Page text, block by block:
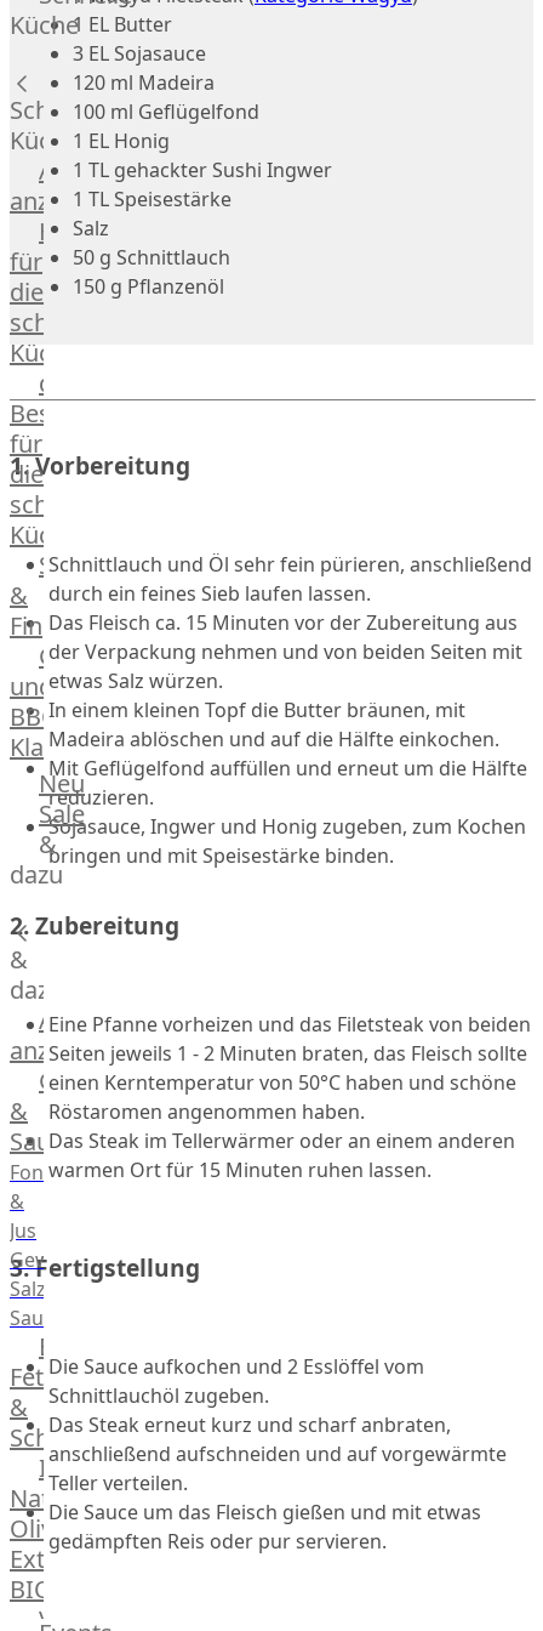
Russell
Lamm
Bison
Kaninchen
Wild
Rotwild
Elch
Dry-
Aged
Burger
Würstchen
Traditionell
&
klassisch
Außergewöhnlich
&
exotisch
OTTO
GOURMET
Manufaktur
Bratwurstsets
Toppings
Hackfleisch
Aufschnitt
&
Schinken
Küche
Schnelle
Küche
Alle
anzeigen
Hausmannskost
für
die
schnelle
Küche
das
Besondere
für
die
schnelle
Küche
Streetfood
&
Fingerfood
Grill-
und
BBQ-
Klassiker
Beilagen
Brot
&
Brötchen
Burger
Buns
&
Hot
Dog
Brötchen
Desserts
Neu
Sale
&
dazu
&
dazu
Alle
anzeigen
Gewürze
&
Saucen
Fonds
&
Jus
Gewürze
Salz
Saucen
Butter,
Fett
&
Schmalz
ItalianBar
Natives
Olivenöl
Extra
BIO
Veggie
1 EL Butter
3 EL Sojasauce
120 ml Madeira
100 ml Geflügelfond
1 EL Honig
1 TL gehackter Sushi Ingwer
1 TL Speisestärke
Salz
50 g Schnittlauch
150 g Pflanzenöl
1. Vorbereitung
Schnittlauch und Öl sehr fein pürieren, anschließend
durch ein feines Sieb laufen lassen.
Das Fleisch ca. 15 Minuten vor der Zubereitung aus
der Verpackung nehmen und von beiden Seiten mit
etwas Salz würzen.
In einem kleinen Topf die Butter bräunen, mit
Madeira ablöschen und auf die Hälfte einkochen.
Mit Geflügelfond auffüllen und erneut um die Hälfte
reduzieren.
Sojasauce, Ingwer und Honig zugeben, zum Kochen
bringen und mit Speisestärke binden.
2. Zubereitung
Eine Pfanne vorheizen und das Filetsteak von beiden
Seiten jeweils 1 - 2 Minuten braten, das Fleisch sollte
einen Kerntemperatur von 50°C haben und schöne
Röstaromen angenommen haben.
Das Steak im Tellerwärmer oder an einem anderen
warmen Ort für 15 Minuten ruhen lassen.
3. Fertigstellung
Die Sauce aufkochen und 2 Esslöffel vom
Schnittlauchöl zugeben.
Das Steak erneut kurz und scharf anbraten,
anschließend aufschneiden und auf vorgewärmte
Teller verteilen.
Die Sauce um das Fleisch gießen und mit etwas
gedämpften Reis oder pur servieren.